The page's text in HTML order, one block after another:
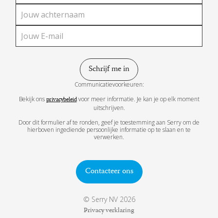
Communicatievoorkeuren:
Bekijk onsprivacybeleidvoor meer informatie. Je kan je op elk moment
uitschrijven.
Door dit formulier af te ronden, geef je toestemming aan Serry om de
hierboven ingediende persoonlijke informatie op te slaan en te
verwerken.
Contacteer ons
© Serry NV 2026
Privacy verklaring